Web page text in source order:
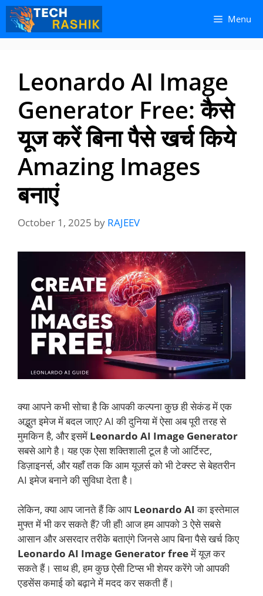
Skip
content
Skip
content
Menu
Leonardo AI Image
Generator Free: कैसे
यूज करें बिना पैसे खर्च किये
Amazing Images
बनाएं
October 1, 2025 by RAJEEV
क्या आपने कभी सोचा है कि आपकी कल्पना कुछ ही सेकंड में एक
अद्भुत इमेज में बदल जाए? AI की दुनिया में ऐसा अब पूरी तरह से
मुमकिन है, और इसमें Leonardo AI Image Generator
सबसे आगे है। यह एक ऐसा शक्तिशाली टूल है जो आर्टिस्ट,
डिज़ाइनर्स, और यहाँ तक कि आम यूज़र्स को भी टेक्स्ट से बेहतरीन
AI इमेज बनाने की सुविधा देता है।
लेकिन, क्या आप जानते हैं कि आपLeonardo AI का इस्तेमाल
मुफ्त में भी कर सकते हैं? जी हाँ! आज हम आपको 3 ऐसे सबसे
आसान और असरदार तरीके बताएंगे जिनसे आप बिना पैसे खर्च किए
Leonardo AI Image Generator freeमें यूज़ कर
सकते हैं। साथ ही, हम कुछ ऐसी टिप्स भी शेयर करेंगे जो आपकी
एडसेंस कमाई को बढ़ाने में मदद कर सकती हैं।